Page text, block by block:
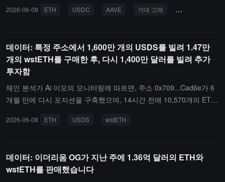
1,909개의 stETH 언락 요청을 제출하였으며, 현재 가격으로 약 167
2026-06-08 ETH USDC AAVE 거대 고래 블록체인 추적
데이터: 특정 주소에서 1,600만 개의 USDS를 빌려 1.47만
개의 wstETH를 구매한 후, 다시 1,400만 달러를 빌려 추가
투자함
체인 분석가 Ai 이모의 모니터링에 따르면, 주소 0x709...Cad6e가 6
개월 만에 다시 포지션을 구축했으며, 14시간 전에 10,570개의 ETH
4,730.36개의 wstETH를 구매하고, 이후 다시 1,400만 개의 USDS를
2026-06-08 ETH USDS wstETH
데이터: 이더리움 OG가 지난 주에 1.36억 달러의 ETH와
wstETH를 판매했습니다